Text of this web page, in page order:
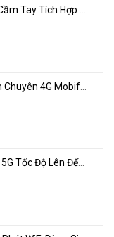
ZTE U60 Pro | Bộ Phát 5G Cầm Tay Tích Hợp Công Nghệ WiFi 7, Pin 10000mAh
ZTE U30 Pro | WiFi Di Động 5G Tốc Độ Lên Đến 500Mbps, Màn Hình Cảm Ứng